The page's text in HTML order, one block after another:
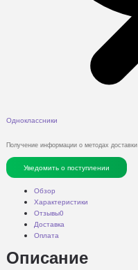
Одноклассники
Получение информации о методах доставки
Уведомить о поступлении
Обзор
Характеристики
Отзывы0
Доставка
Оплата
Описание